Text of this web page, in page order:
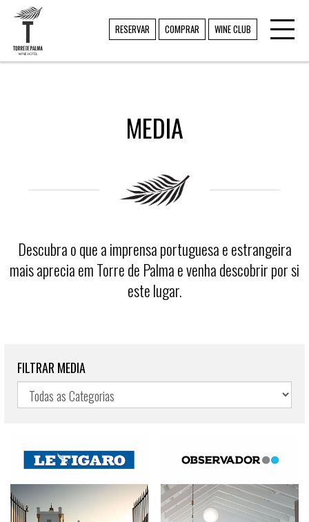
RESERVAR COMPRAR WINE CLUB
MEDIA
Descubra o que a imprensa portuguesa e estrangeira
mais aprecia em Torre de Palma e venha descobrir por si
este lugar.
FILTRAR MEDIA